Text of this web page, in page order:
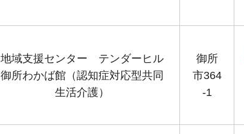
地域支援センター テンダーヒル
御所わかば館（認知症対応型共同
生活介護）
御所
市364
-1